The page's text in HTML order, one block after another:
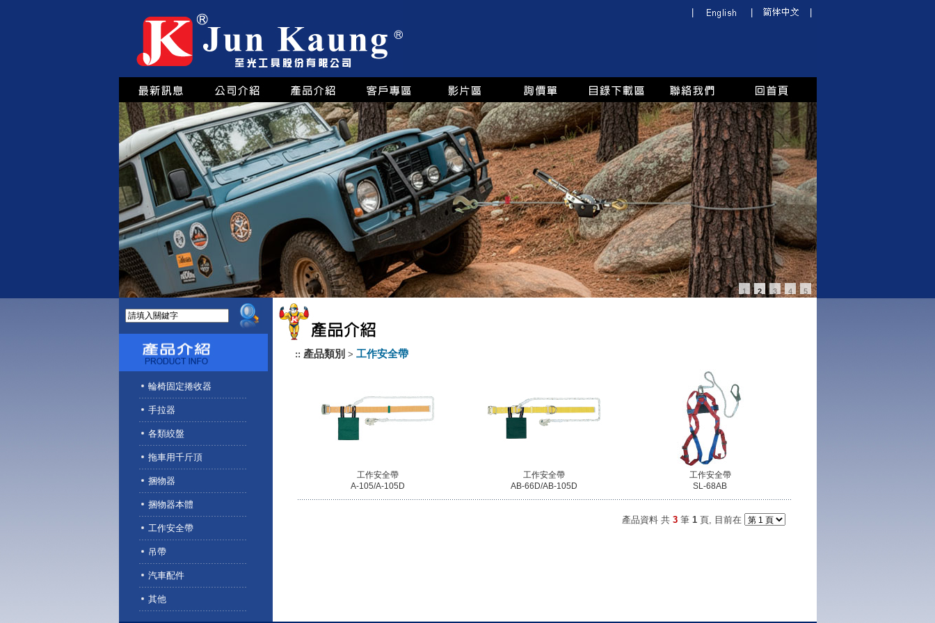
1 2 3 4 5
輪椅固定捲收器
手拉器
各類絞盤
拖車用千斤頂
捆物器
捆物器本體
工作安全帶
吊帶
汽車配件
其他
:: 產品類別 > 工作安全帶
工作安全帶
A-105/A-105D
工作安全帶
AB-66D/AB-105D
工作安全帶
SL-68AB
產品資料 共 3筆 1頁, 目前在